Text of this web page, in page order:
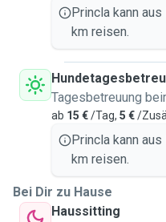
Nach jedem Spaziergang
damit Sie wissen, wie es
Impulse einbringen. Ein
jederzeit möglich.
Ich freue mich auf eine
Zusammenarbeit.
Princla kann
km reisen.
Tagesbetreuung
ab 15 €/Tag, 5 €/
Princla kann
km reisen.
Bei Dir zu Hause
Haussitting